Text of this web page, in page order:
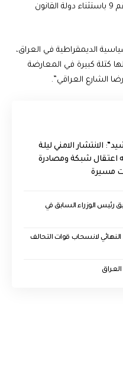
كانت داعمة لقانون الانتخابات الجديد رقم 9 باستثناء دولة القانون
الديمقراطية في العراق،
كتلة كبيرة في المعارضة
الشارع العراقي”.
الانتشار الامني ليلة
اعتقال شبكة ومصادرة
مسيرة
رئيس الوزراء السابق في
النهائي لانسحاب قوات التحالف
العراق